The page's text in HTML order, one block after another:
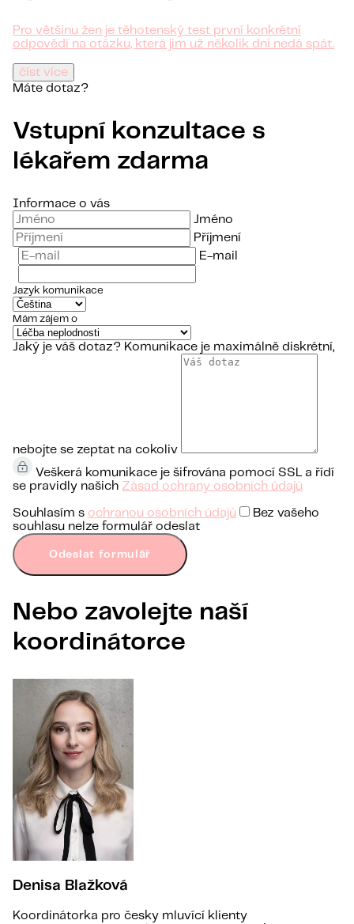
Pro většinu žen je těhotenský test první konkrétní
odpovědí na otázku, která jim už několik dní nedá spát.
číst více
Máte dotaz?
Vstupní konzultace s
lékařem zdarma
Informace o vás
Jméno
Příjmení
E-mail
Jazyk komunikace
Mám zájem o
Jaký je váš dotaz? Komunikace je maximálně diskrétní,
nebojte se zeptat na cokoliv
Veškerá komunikace je šifrována pomocí SSL a řídí
se pravidly našich Zásad ochrany osobních údajů
Souhlasím s ochranou osobních údajů
Bez vašeho
souhlasu nelze formulář odeslat
Odeslat formulář
Nebo zavolejte naší
koordinátorce
Denisa Blažková
Koordinátorka pro česky mluvící klienty